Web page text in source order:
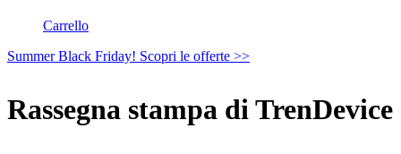
Carrello
Summer Black Friday! Scopri le offerte >>
Rassegna stampa diTrenDevice